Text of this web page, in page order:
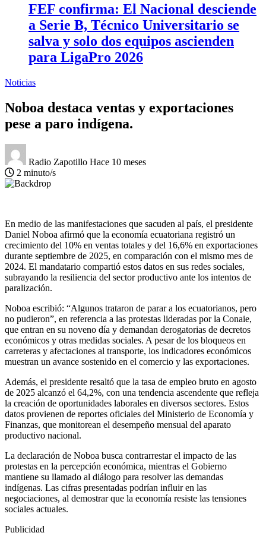
FEF confirma: El Nacional desciende
a Serie B, Técnico Universitario se
salva y solo dos equipos ascienden
para LigaPro 2026
Noticias
Noboa destaca ventas y exportaciones
pese a paro indígena.
Radio Zapotillo Hace 10 meses
2 minuto/s
En medio de las manifestaciones que sacuden al país, el presidente
Daniel Noboa afirmó que la economía ecuatoriana registró un
crecimiento del 10% en ventas totales y del 16,6% en exportaciones
durante septiembre de 2025, en comparación con el mismo mes de
2024. El mandatario compartió estos datos en sus redes sociales,
subrayando la resiliencia del sector productivo ante los intentos de
paralización.
Noboa escribió: “Algunos trataron de parar a los ecuatorianos, pero
no pudieron”, en referencia a las protestas lideradas por la Conaie,
que entran en su noveno día y demandan derogatorias de decretos
económicos y otras medidas sociales. A pesar de los bloqueos en
carreteras y afectaciones al transporte, los indicadores económicos
muestran un avance sostenido en el comercio y las exportaciones.
Además, el presidente resaltó que la tasa de empleo bruto en agosto
de 2025 alcanzó el 64,2%, con una tendencia ascendente que refleja
la creación de oportunidades laborales en diversos sectores. Estos
datos provienen de reportes oficiales del Ministerio de Economía y
Finanzas, que monitorean el desempeño mensual del aparato
productivo nacional.
La declaración de Noboa busca contrarrestar el impacto de las
protestas en la percepción económica, mientras el Gobierno
mantiene su llamado al diálogo para resolver las demandas
indígenas. Las cifras presentadas podrían influir en las
negociaciones, al demostrar que la economía resiste las tensiones
sociales actuales.
Publicidad